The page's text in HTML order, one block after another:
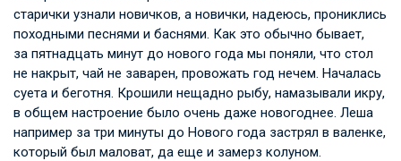
старички узнали новичков, а новички, надеюсь, прониклись
походными песнями и баснями. Как это обычно бывает,
за пятнадцать минут до нового года мы поняли, что стол
не накрыт, чай не заварен, провожать год нечем. Началась
суета и беготня. Крошили нещадно рыбу, намазывали икру,
в общем настроение было очень даже новогоднее. Леша
например за три минуты до Нового года застрял в валенке,
который был маловат, да еще и замерз колуном.